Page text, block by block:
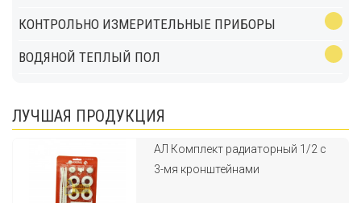
КОНТРОЛЬНО ИЗМЕРИТЕЛЬНЫЕ ПРИБОРЫ
ВОДЯНОЙ ТЕПЛЫЙ ПОЛ
ЛУЧШАЯ ПРОДУКЦИЯ
АЛ Комплект радиаторный 1/2 с
3-мя кронштейнами